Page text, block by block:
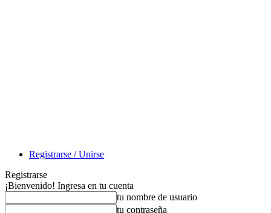
Registrarse / Unirse
Registrarse
¡Bienvenido! Ingresa en tu cuenta
tu nombre de usuario
tu contraseña